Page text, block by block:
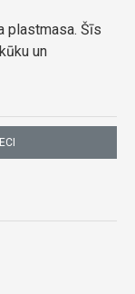
plastmasa. Šīs
un